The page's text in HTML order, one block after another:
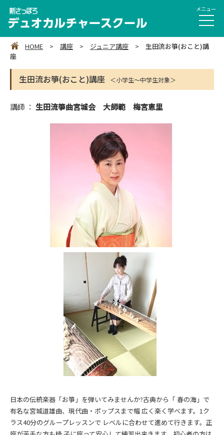
HOME > 講座 > ジュニア講座 > 生田流お箏(おこと)講
座
生田流お箏(おこと)講座 ＜小学生～中学生対象＞
講師 ： 生田流箏曲宮城会 大師範 梅宮恵里
日本の伝統楽器「お箏」を弾いてみませんか?古典から「 春の海」で
有名な宮城道雄曲、現代曲・ポップスまで幅 広く楽く学べます。1ク
ラス40分のグループレッスンで レベルに合わせて進めて行きます。正